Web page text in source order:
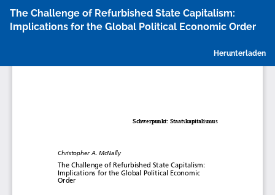
Artikeldetails
zurückkehren
The Challenge of Refurbished State Capitalism:
Implications for the Global Political Economic Order
Herunterladen